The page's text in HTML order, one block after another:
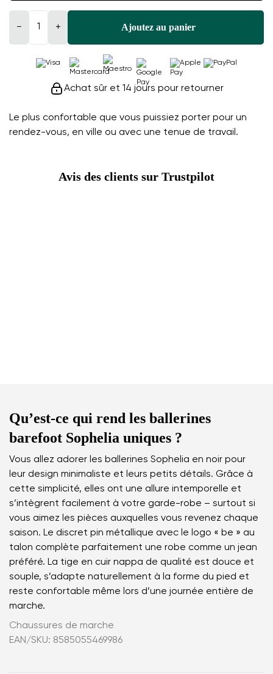
Le plus confortable que vous puissiez porter pour un
rendez-vous, en ville ou avec une tenue de travail.
− + Ajoutez au panier
Achat sûr et 14 jours pour retourner
Avis des clients sur Trustpilot
Qu’est-ce qui rend les ballerines
barefoot Sophelia uniques ?
Vous allez adorer les ballerines Sophelia en noir pour
leur design minimaliste et leurs petits détails. Grâce à
cette simplicité, elles ont une allure intemporelle et
s’intègrent facilement à votre garde-robe – surtout si
vous aimez les pièces auxquelles vous revenez chaque
saison. Le discret pin métallique avec le logo « be » au
talon complète parfaitement une robe comme un jean
préféré. La tige en cuir nappa de qualité est douce et
souple, s’adapte naturellement à la forme du pied et
reste confortable même lors d’une journée entière de
marche.
Chaussures de marche
EAN/SKU: 8585055469986